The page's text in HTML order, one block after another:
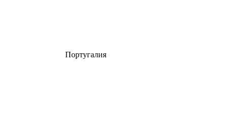
Португалия